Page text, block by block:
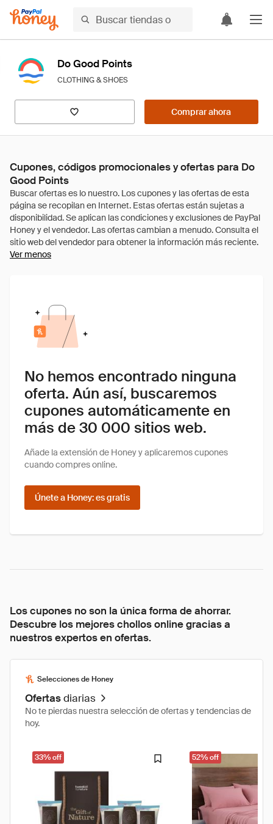
Do Good Points
CLOTHING & SHOES
Comprar ahora
Cupones, códigos promocionales y ofertas para Do
Good Points
Ver menos
No hemos encontrado ninguna
oferta. Aún así, buscaremos
cupones automáticamente en
más de 30 000 sitios web.
Añade la extensión de Honey y aplicaremos cupones
cuando compres online.
Únete a Honey: es gratis
Los cupones no son la única forma de ahorrar.
Descubre los mejores chollos online gracias a
nuestros expertos en ofertas.
Selecciones de Honey
Ofertasdiarias
No te pierdas nuestra selección de ofertas y tendencias de
hoy.
33% off 52% off